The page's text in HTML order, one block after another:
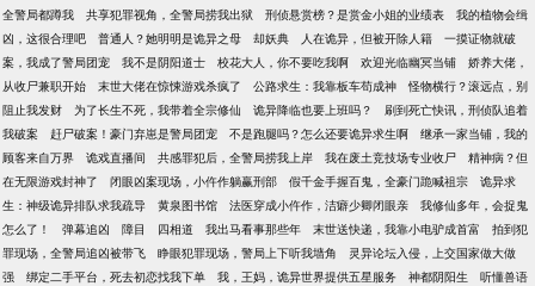
全警局都蹲我
共享犯罪视角，全警局捞我出狱 刑侦悬赏榜？是赏金小姐的业绩表
我的植物会缉
凶，这很合理吧
普通人？她明明是诡异之母 却妖典 人在诡异，但被开除人籍
一摸证物就破
案，我成了警局团宠
我不是阴阳道士 校花大人，你不要吃我啊 欢迎光临幽冥当铺
娇养大佬，
从收尸兼职开始
末世大佬在惊悚游戏杀疯了 公路求生：我靠板车苟成神
怪物横行？滚远点，别
阻止我发财
为了长生不死，我带着全宗修仙 诡异降临也要上班吗？
刷到死亡快讯，刑侦队追着
我破案
赶尸破案！豪门弃崽是警局团宠 不是跑腿吗？怎么还要诡异求生啊
继承一家当铺，我的
顾客来自万界
诡戏直播间 共感罪犯后，全警局捞我上岸 我在废土竞技场专业收尸
精神病？但
在无限游戏封神了
闭眼凶案现场，小仵作躺赢刑部 假千金手握百鬼，全豪门跪喊祖宗
诡异求
生：神级诡异排队求我疏导
黄泉图书馆 法医穿成小仵作，洁癖少卿闭眼亲
我修仙多年，会捉鬼
怎么了！
弹幕追凶 障目 四相道 我出马看事那些年 末世送快递，我靠小电驴成首富
拍到犯
罪现场，全警局追凶被带飞
睁眼犯罪现场，警局上下听我墙角
灵异论坛入侵，上交国家做大做
强
绑定二手平台，死去初恋找我下单 我，王妈，诡异世界提供五星服务 神都阴阳生
听懂兽语